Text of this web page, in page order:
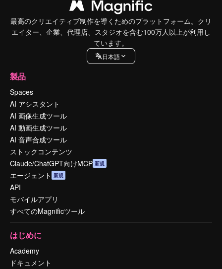
最高のクリエイティブ制作を導くためのプラットフォーム。クリ
エイター、企業、代理店、スタジオを含む100万人以上が利用し
ています。
日本語
製品
Spaces
AI アシスタント
AI 画像生成ツール
AI 動画生成ツール
AI 音声合成ツール
ストックコンテンツ
Claude/ChatGPT向けMCP 新規
エージェント 新規
API
モバイルアプリ
すべてのMagnificツール
はじめに
Academy
ドキュメント